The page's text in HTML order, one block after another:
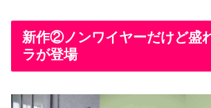
新作②ノンワイヤーだけど盛
ラが登場